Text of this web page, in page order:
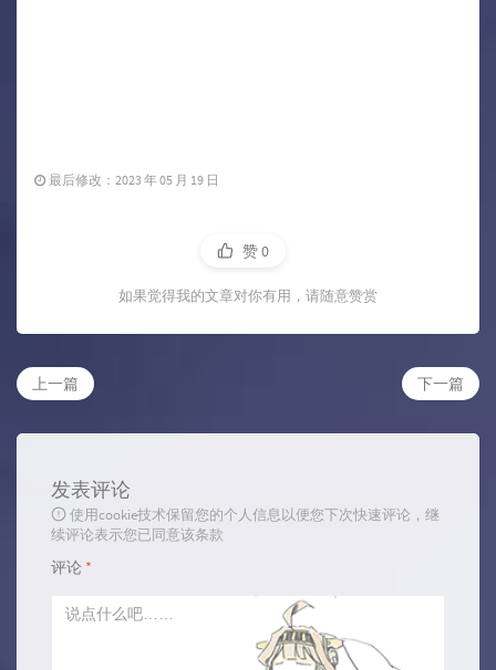
最后修改：2023 年 05 月 19 日
赞0
如果觉得我的文章对你有用，请随意赞赏
下一篇
上一篇
发表评论
使用cookie技术保留您的个人信息以便您下次快速评论，继
续评论表示您已同意该条款
评论 *